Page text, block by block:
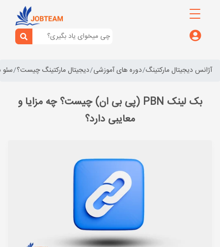
آژانس دیجیتال مارکتینگ دوره های آموزشی دیجیتال مارکتینگ چیست؟
بک لینک PBN (پی بی ان) چیست؟ چه مزایا و
معایبی دارد؟